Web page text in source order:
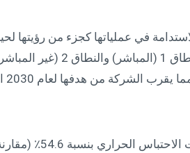
في عملياتها كجزء من رؤيتها
للجميع. في سنة 2024، بلغ إجمالي انبعاثات إل جي من النطاق 1 (المباشر) والنطاق 2
وكانت الشركة قد حددت سابقًا هدفًا لخفض انبعاثات غازات الاحتباس الحراري بنسبة